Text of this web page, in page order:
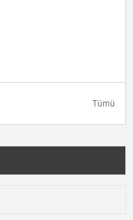
Tümü